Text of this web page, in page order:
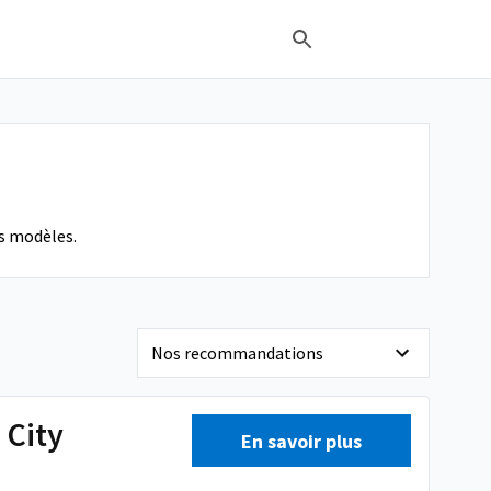
modèles.
City En savoir plus